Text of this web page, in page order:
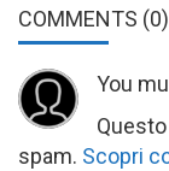
COMMENTS (0)
You
spam. Scopri